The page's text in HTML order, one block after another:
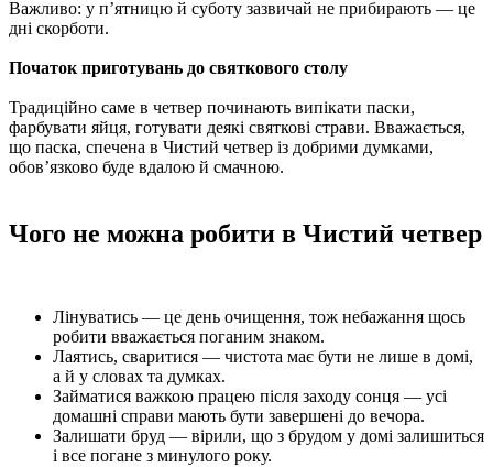
Важливо: у п’ятницю й суботу зазвичай не прибирають — це
дні скорботи.
Початок приготувань до святкового столу
Традиційно саме в четвер починають випікати паски,
фарбувати яйця, готувати деякі святкові страви. Вважається,
що паска, спечена в Чистий четвер із добрими думками,
обов’язково буде вдалою й смачною.
Чого не можна робити в Чистий четвер
Лінуватись — це день очищення, тож небажання щось
робити вважається поганим знаком.
Лаятись, сваритися — чистота має бути не лише в домі,
а й у словах та думках.
Займатися важкою працею після заходу сонця — усі
домашні справи мають бути завершені до вечора.
Залишати бруд — вірили, що з брудом у домі залишиться
і все погане з минулого року.